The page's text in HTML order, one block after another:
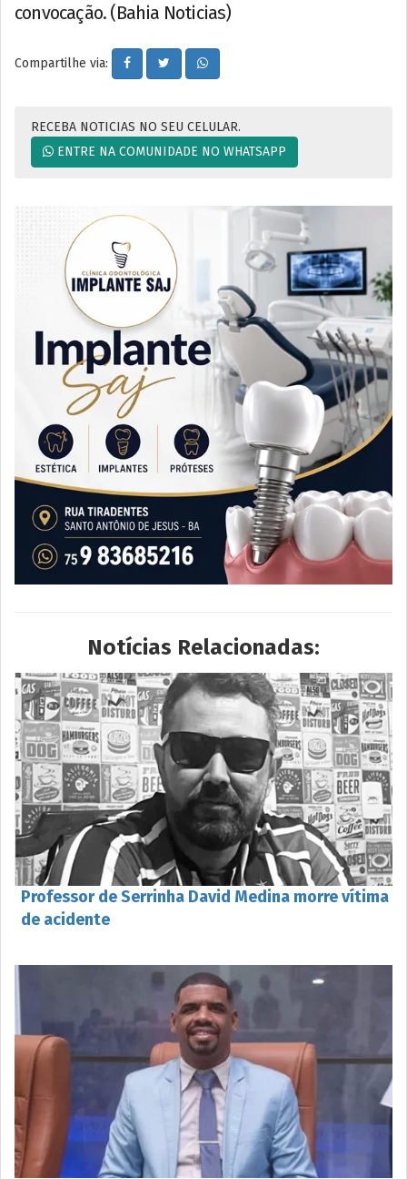
convocação. (Bahia Noticias)
Compartilhe via:
RECEBA NOTICIAS NO SEU CELULAR.
ENTRE NA COMUNIDADE NO WHATSAPP
Notícias Relacionadas:
Professor de Serrinha David Medina morre vítima
de acidente